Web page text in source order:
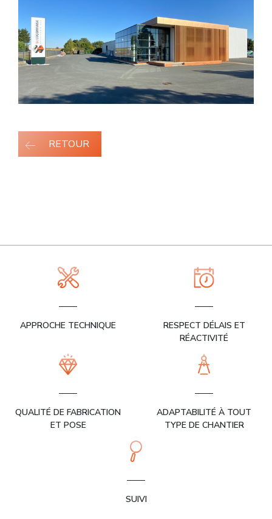
RETOUR
APPROCHE TECHNIQUE
RESPECT DÉLAIS ET
RÉACTIVITÉ
QUALITÉ DE FABRICATION
ET POSE
ADAPTABILITÉ À TOUT
TYPE DE CHANTIER
SUIVI